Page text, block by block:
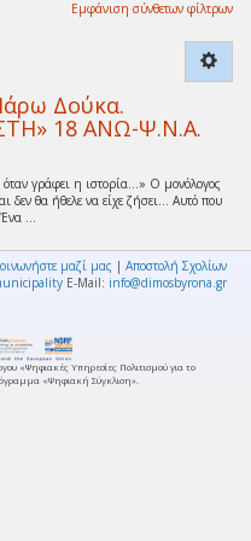
Εμφάνιση σύνθετων φίλτρων
Δούκα.
18 ΑΝΩ-Ψ.Ν.Α.
γράφει η ιστορία…» Ο μονόλογος
δεν θα ήθελε να είχε ζήσει… Αυτό που
Ένα ...
μαζί μας | Αποστολή Σχολίων
E-Mail: info@dimosbyrona.gr
«Ψηφιακές Υπηρεσίες Πολιτισμού για το
«Ψηφιακή Σύγκλιση».